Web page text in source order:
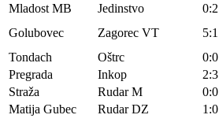
Mladost MB
Jedinstvo 0:2
Golubovec
Zagorec VT 5:1
Tondach
Oštrc
0:0
Pregrada
Inkop 2:3
Straža
Rudar M
0:0
Matija Gubec
Rudar DZ 1:0